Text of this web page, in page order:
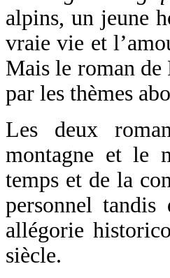
alpins, un jeune
vraie vie et
Mais le roman
par les thèmes
Les deux
montagne et le
temps et de la
personnel tandis
allégorie
siècle.